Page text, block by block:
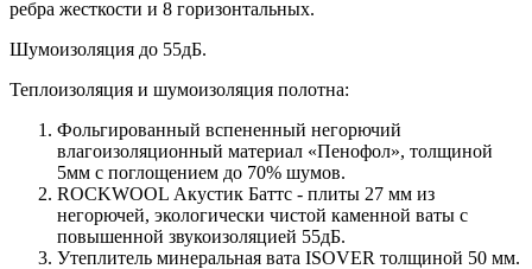
ребра жесткости и 8 горизонтальных.
Шумоизоляция до 55дБ.
Теплоизоляция и шумоизоляция полотна:
Фольгированный вспененный негорючий
влагоизоляционный материал «Пенофол», толщиной
5мм с поглощением до 70% шумов.
ROCKWOOL Акустик Баттс - плиты 27 мм из
негорючей, экологически чистой каменной ваты с
повышенной звукоизоляцией 55дБ.
Утеплитель минеральная вата ISOVER толщиной 50 мм.